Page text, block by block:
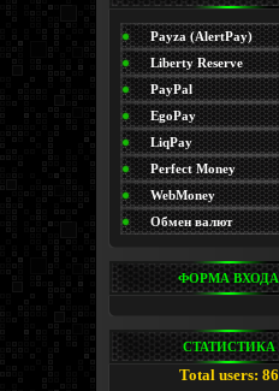
Payza (AlertPay)
Liberty Reserve
PayPal
EgoPay
LiqPay
Perfect Money
WebMoney
Обмен валют
ФОРМА ВХОДА
СТАТИСТИКА
Total users: 86